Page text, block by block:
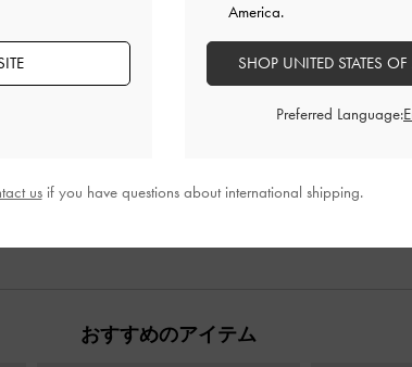
おすすめのアイテム
America.
SHOP UNITED STATES
Preferred Language:
usif you have questions about international shipping.